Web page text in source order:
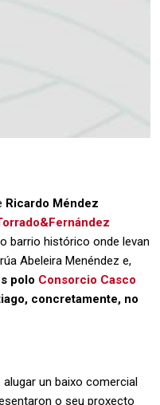
Ricardo Méndez
barrio histórico onde levan
Abeleira Menéndez e,
polo Consorcio Casco
concretamente, no
un baixo comercial
o seu proxecto